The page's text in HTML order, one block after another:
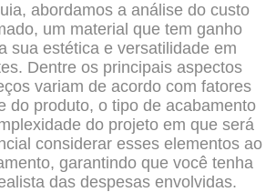
abordamos a análise do custo
um material que tem ganho
sua estética e versatilidade em
Dentre os principais aspectos
variam de acordo com fatores
do produto, o tipo de acabamento
do projeto em que será
considerar esses elementos ao
garantindo que você tenha
das despesas envolvidas.